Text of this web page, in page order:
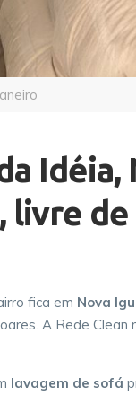
Idéia,
livre
fica em Nova
A Rede
lavagem de sofá